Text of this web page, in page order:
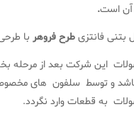
آن است.
بتنی فانتزیطرح فروهر با
این شرکت بعد از مرحله
و توسط سلفون های مخصوص
به قطعات وارد نگردد.